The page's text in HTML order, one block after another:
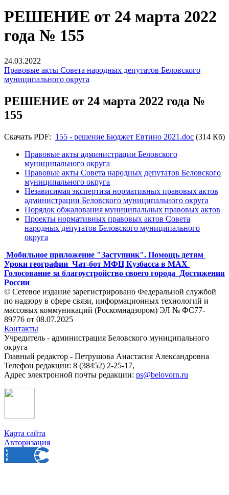
РЕШЕНИЕ от 24 марта 2022
года № 155
24.03.2022
Правовые акты Совета народных депутатов Беловского
муниципального округа
РЕШЕНИЕ от 24 марта 2022 года №
155
Скачать PDF: 155 - решение Бюджет Евтино 2021.doc (314 Кб)
Правовые акты администрации Беловского
муниципального округа
Правовые акты Совета народных депутатов Беловского
муниципального округа
Независимая экспертиза нормативных правовых актов
администрации Беловского муниципального округа
Порядок обжалования муниципальных правовых актов
Проекты нормативных правовых актов Совета
народных депутатов Беловского муниципального
округа
Мобильное приложение "Заступник". Помощь детям
Уроки географии Чат-бот МФЦ Кузбасса в MAX
Голосование за благоустройство своего города
Достижения
России
© Сетевое издание зарегистрировано Федеральной службой
по надзору в сфере связи, информационных технологий и
массовых коммуникаций (Роскомнадзором) ЭЛ № ФС77-
89776 от 08.07.2025
Контакты
Учредитель - администрация Беловского муниципального
округа
Главный редактор - Петрушова Анастасия Александровна
Телефон редакции: 8 (38452) 2-25-17,
Адрес электронной почты редакции: ps@belovorn.ru
Карта сайта
Авторизация